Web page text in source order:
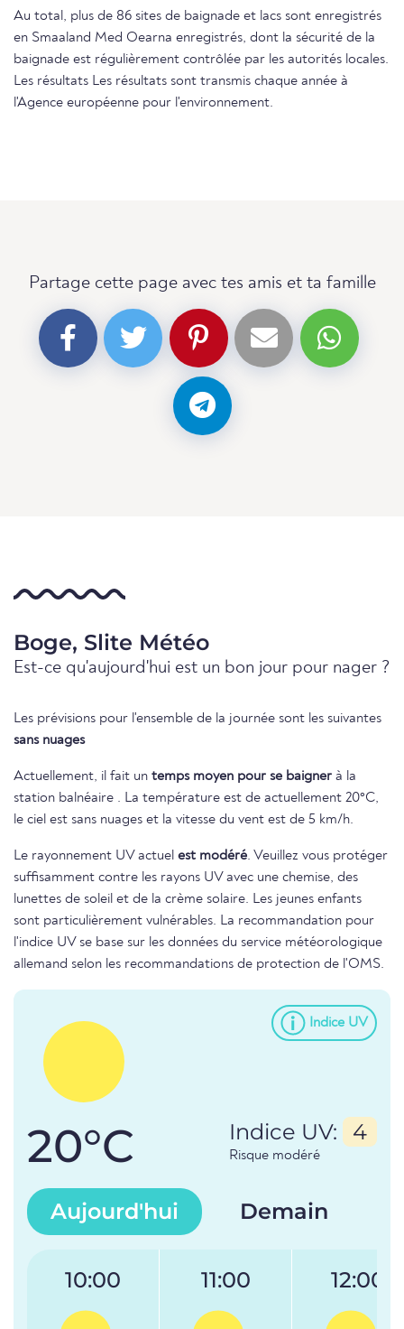
Au total, plus de 86 sites de baignade et lacs sont enregistrés
en Smaaland Med Oearna enregistrés, dont la sécurité de la
baignade est régulièrement contrôlée par les autorités locales.
Les résultats Les résultats sont transmis chaque année à
l'Agence européenne pour l'environnement.
Partage cette page avec tes amis et ta famille
Boge, Slite Météo
Est-ce qu'aujourd'hui est un bon jour pour nager ?
Les prévisions pour l'ensemble de la journée sont les suivantes
sans nuages
Actuellement, il fait un temps moyen pour se baigner à la
station balnéaire . La température est de actuellement 20°C,
le ciel est sans nuages et la vitesse du vent est de 5 km/h.
Le rayonnement UV actuel est modéré. Veuillez vous protéger
suffisamment contre les rayons UV avec une chemise, des
lunettes de soleil et de la crème solaire. Les jeunes enfants
sont particulièrement vulnérables. La recommandation pour
l'indice UV se base sur les données du service météorologique
allemand selon les recommandations de protection de l'OMS.
Indice UV
20°C Indice UV: 4
Risque modéré
Aujourd'hui Demain
10:00 11:00 12:00